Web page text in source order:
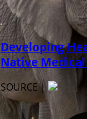
Developing
Native
SOURCE |